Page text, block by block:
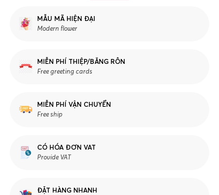
MẪU MÃ HIỆN ĐẠI
Modern flower
MIỄN PHÍ THIỆP/BĂNG RÔN
Free greeting cards
MIỄN PHÍ VẬN CHUYỂN
Free ship
CÓ HÓA ĐƠN VAT
Provide VAT
ĐẶT HÀNG NHANH